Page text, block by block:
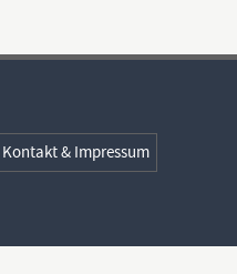
Kontakt & Impressum